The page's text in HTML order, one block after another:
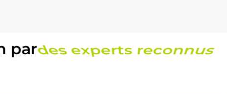
parune équipe locale